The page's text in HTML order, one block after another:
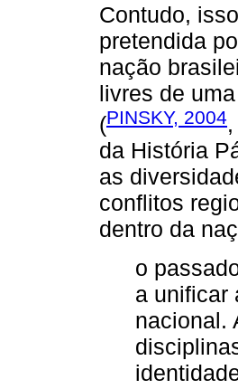
Contudo,
pretendida
nação
livres de
(PINSKY, 2004
da História
as
conflitos
dentro da
o
a unificar
nacional.